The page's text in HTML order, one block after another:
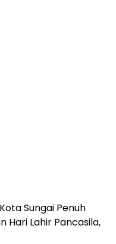
Sungai Penuh
Hari Lahir Pancasila,